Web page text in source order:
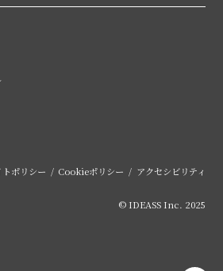
トポリシー Cookieポリシー アクセシビリティ
© IDEASS Inc. 2025